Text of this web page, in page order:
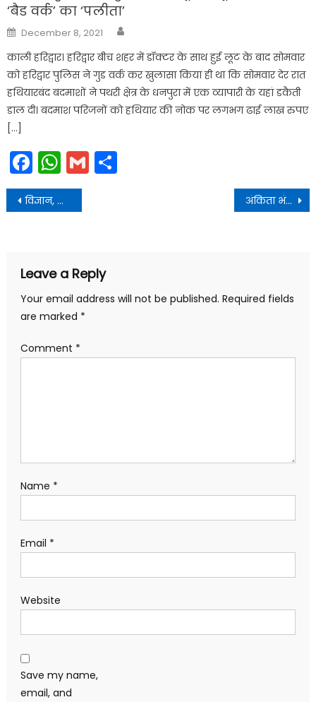
‘बैड वर्क’ का ‘पलीता’
Posted
on
December 8, 2021
काली हरिद्वार। हरिद्वार बीच शहर में डॉक्टर के साथ हुई लूट के बाद सोमवार
को हरिद्वार पुलिस ने गुड वर्क कर खुलासा किया ही था कि सोमवार देर रात
हथियारबंद बदमाशों ने पथरी क्षेत्र के धनपुरा में एक व्यापारी के यहां डकैती
डाल दी। बदमाश परिजनों को हथियार की नोक पर लगभग ढाई लाख रुपए
[…]
Facebook
WhatsApp
Gmail
Post
navigation
विज्ञान, प्रौद्योगिकी, नवाचार और क्षमता निर्माण के क्षेत्रों में संरचित राज्य-स्तरीय सहयोग की दिशा में एक महत्वपूर्ण कदम अंकिता भंडारी प्रकरण में CBI जांच की संस्तुति प्रदान करने पर मुख्यमंत्री जी का आभार व्यक्त किया
Leave a Reply
Your email address will not be published. Required fields
are marked *
Comment *
Name *
Email *
Website
Save my name,
email, and